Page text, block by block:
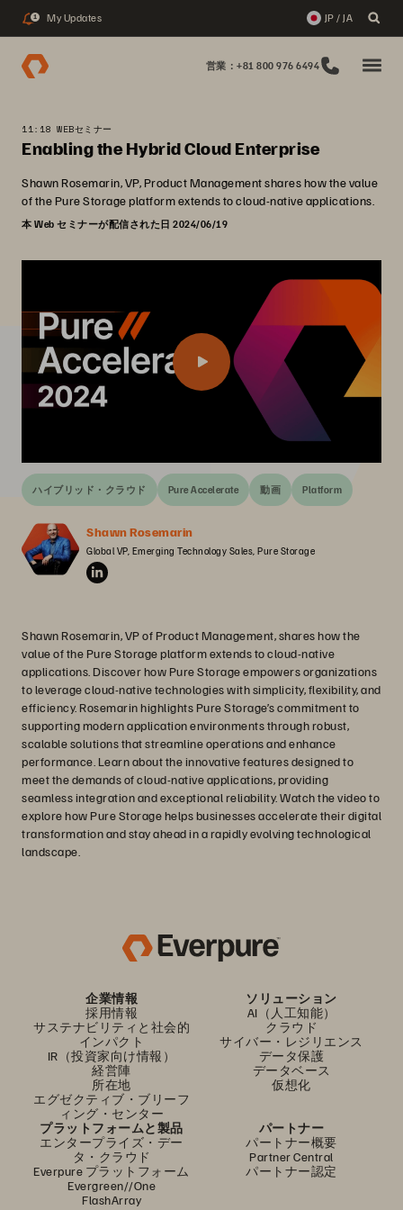
1 My Updates JP / JA
営業：+81 800 976 6494
11:18 WEBセミナー
Enabling the Hybrid Cloud Enterprise
Shawn Rosemarin, VP, Product Management shares how the value
of the Pure Storage platform extends to cloud-native applications.
本 Web セミナーが配信された日 2024/06/19
ハイブリッド・クラウド Pure Accelerate 動画 Platform
Shawn Rosemarin
Global VP, Emerging Technology Sales, Pure Storage
Shawn Rosemarin, VP of Product Management, shares how the
value of the Pure Storage platform extends to cloud-native
applications. Discover how Pure Storage empowers organizations
to leverage cloud-native technologies with simplicity, flexibility, and
efficiency. Rosemarin highlights Pure Storage’s commitment to
supporting modern application environments through robust,
scalable solutions that streamline operations and enhance
performance. Learn about the innovative features designed to
meet the demands of cloud-native applications, providing
seamless integration and exceptional reliability. Watch the video to
explore how Pure Storage helps businesses accelerate their digital
transformation and stay ahead in a rapidly evolving technological
landscape.
企業情報
採用情報
サステナビリティと社会的
インパクト
IR（投資家向け情報）
経営陣
所在地
エグゼクティブ・ブリーフ
ィング・センター
ソリューション
AI（人工知能）
クラウド
サイバー・レジリエンス
データ保護
データベース
仮想化
プラットフォームと製品
エンタープライズ・デー
タ・クラウド
Everpure プラットフォーム
Evergreen//One
FlashArray
パートナー
パートナー概要
Partner Central
パートナー認定